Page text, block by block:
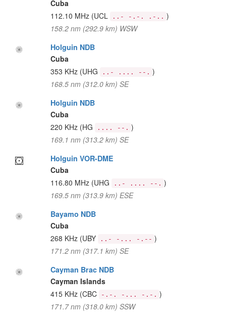
Cuba
112.10 MHz (UCL ..- -.-. .-.. )
158.2 nm (292.9 km) WSW
Holguin NDB
Cuba
353 KHz (UHG ..- .... --. )
168.5 nm (312.0 km) SE
Holguin NDB
Cuba
220 KHz (HG .... --. )
169.1 nm (313.2 km) SE
Holguin VOR-DME
Cuba
116.80 MHz (UHG ..- .... --. )
169.5 nm (313.9 km) ESE
Bayamo NDB
Cuba
268 KHz (UBY ..- -... -.-- )
171.2 nm (317.1 km) SE
Cayman Brac NDB
Cayman Islands
415 KHz (CBC -.-. -... -.-. )
171.7 nm (318.0 km) SSW